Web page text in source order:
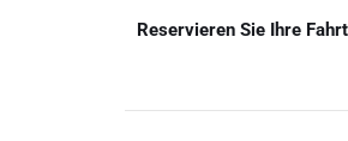
Reservieren Sie Ihre